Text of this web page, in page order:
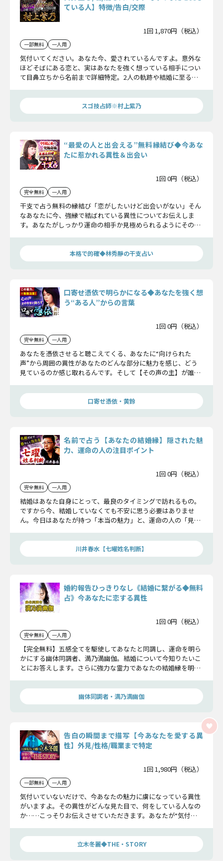
ている人】特徴/告白/交際
1回 1,870円（税込）
一部無料 一人用
気付いてください。あなた今、愛されているんですよ。意外な
ほどそばにある恋と、実はあなたを強く想っている相手につい
て目鼻立ちから名前まで詳細特定。2人の軌跡や結婚に至る可
スゴ技占師※村上紫乃
“最愛の人と出会える”無料縁結び◆今あな
たに惹かれる異性＆出会い
1回 0円（税込）
完全無料 一人用
干支で占う無料の縁結び「恋がしたいけど出会いがない」そん
なあなたに今、強縁で結ばれている異性についてお伝えしま
す。あなたがしっかり運命の相手か見極められるようにその異
本格で的確◆林秀靜の干支占い
口寄せ憑依で明らかになる◆あなたを強く想
う“ある人”からの言葉
1回 0円（税込）
完全無料 一人用
あなたを憑依させると聴こえてくる、あなたに“向けられた
声”から周囲の異性があなたのどんな部分に魅力を感じ、どう
見ているのか感じ取れるんです。そして【その声の主】が誰な
口寄せ憑依・黄鈴
名前で占う【あなたの結婚縁】隠された魅
力、運命の人の注目ポイント
1回 0円（税込）
完全無料 一人用
結婚はあなた自身にとって、最良のタイミングで訪れるもの。
ですから今、結婚していなくても不安に思う必要はありませ
ん。今日はあなたが持つ「本当の魅力」と、運命の人の「見極
川井春水【七曜姓名判断】
婚約報告ひっきりなし《結婚に繋がる◆無料
占》今あなたに恋する異性
1回 0円（税込）
完全無料 一人用
【完全無料】五感全てを駆使してあなたと同調し、運命を明ら
かにする幽体同調者、満乃満幽伽。結婚について今知りたいこ
とにお答えします。さらに強力な霊力であなたの結婚縁を明ら
幽体同調者・満乃満幽伽
告白の瞬間まで描写【今あなたを愛する異
性】外見/性格/職業まで特定
1回 1,980円（税込）
一部無料 一人用
気付いていないだけで、今あなたの魅力に虜になっている異性
がいますよ。その異性がどんな見た目で、何をしている人なの
か……こっそりお伝えさせていただきます。あなたが“気付く
立木冬麗◆THE・STORY